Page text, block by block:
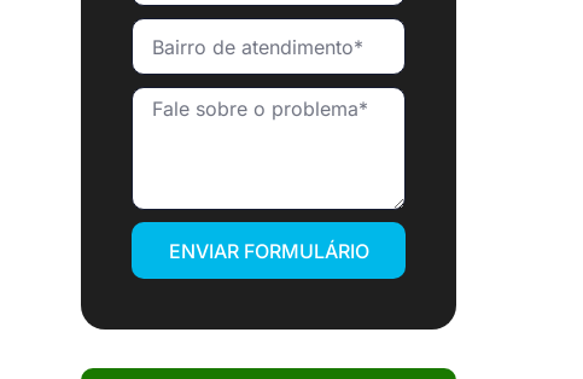
ENVIAR FORMULÁRIO